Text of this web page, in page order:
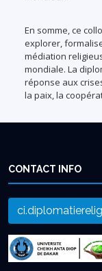
En somme, ce
explorer,
médiation
mondiale. La
réponse aux
la paix, la
CONTACT INFO